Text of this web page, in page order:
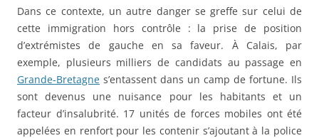
Dans ce contexte, un autre danger se greffe sur celui de
cette immigration hors contrôle : la prise de position
d’extrémistes de gauche en sa faveur. À Calais, par
exemple, plusieurs milliers de candidats au passage en
Grande-Bretagne s’entassent dans un camp de fortune. Ils
sont devenus une nuisance pour les habitants et un
facteur d’insalubrité. 17 unités de forces mobiles ont été
appelées en renfort pour les contenir s’ajoutant à la police